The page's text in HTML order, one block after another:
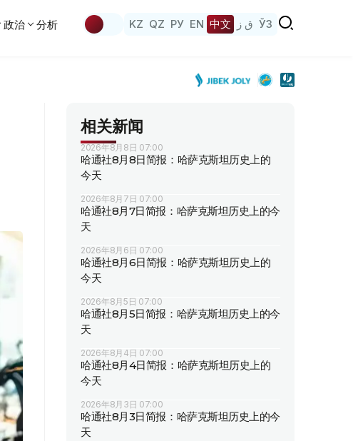
政治 分析 KZ QZ РУ EN 中文 ق ز ЎЗ
相关新闻
2026年8月8日 07:00
哈通社8月8日简报：哈萨克斯坦历史上的
今天
2026年8月7日 07:00
哈通社8月7日简报：哈萨克斯坦历史上的今
天
2026年8月6日 07:00
哈通社8月6日简报：哈萨克斯坦历史上的
今天
2026年8月5日 07:00
哈通社8月5日简报：哈萨克斯坦历史上的今
天
2026年8月4日 07:00
哈通社8月4日简报：哈萨克斯坦历史上的
今天
2026年8月3日 07:00
哈通社8月3日简报：哈萨克斯坦历史上的今
天